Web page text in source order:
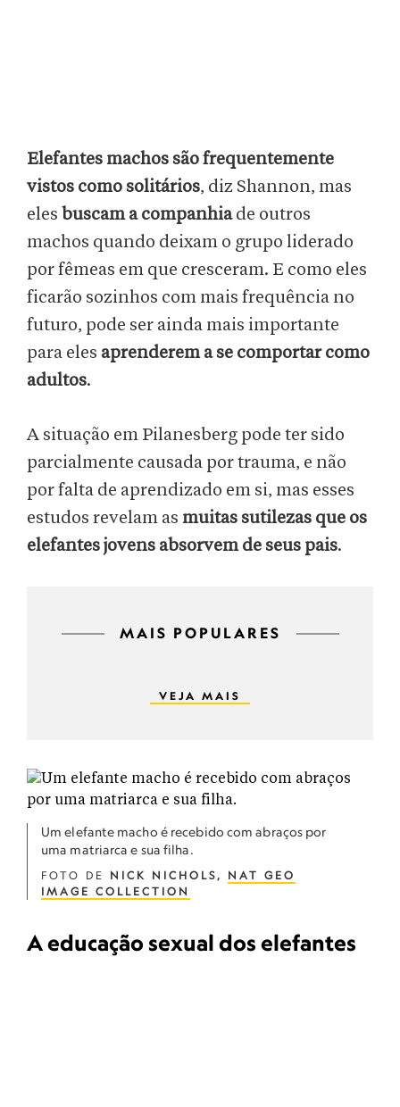
Elefantes machos são frequentemente
vistos como solitários, diz Shannon, mas
eles buscam a companhiade outros
machos quando deixam o grupo liderado
por fêmeas em que cresceram. E como eles
ficarão sozinhos com mais frequência no
futuro, pode ser ainda mais importante
para eles aprenderem a se comportar como
adultos.
A situação em Pilanesberg pode ter sido
parcialmente causada por trauma, e não
por falta de aprendizado em si, mas esses
estudos revelam as muitas sutilezas que os
elefantes jovens absorvem de seus pais.
MAIS POPULARES
VEJA MAIS
Um elefante macho é recebido com abraços por
uma matriarca e sua filha.
FOTO DE NICK NICHOLS, NAT GEO
IMAGE COLLECTION
A educação sexual dos elefantes